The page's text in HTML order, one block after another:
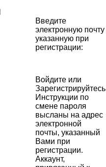
Введите
электронную почту
указанную при
регистрации:
Войдите или
Зарегистрируйтесь
Инструкции по
смене пароля
высланы на адрес
электронной
почты, указанный
Вами при
регистрации.
Аккаунт,